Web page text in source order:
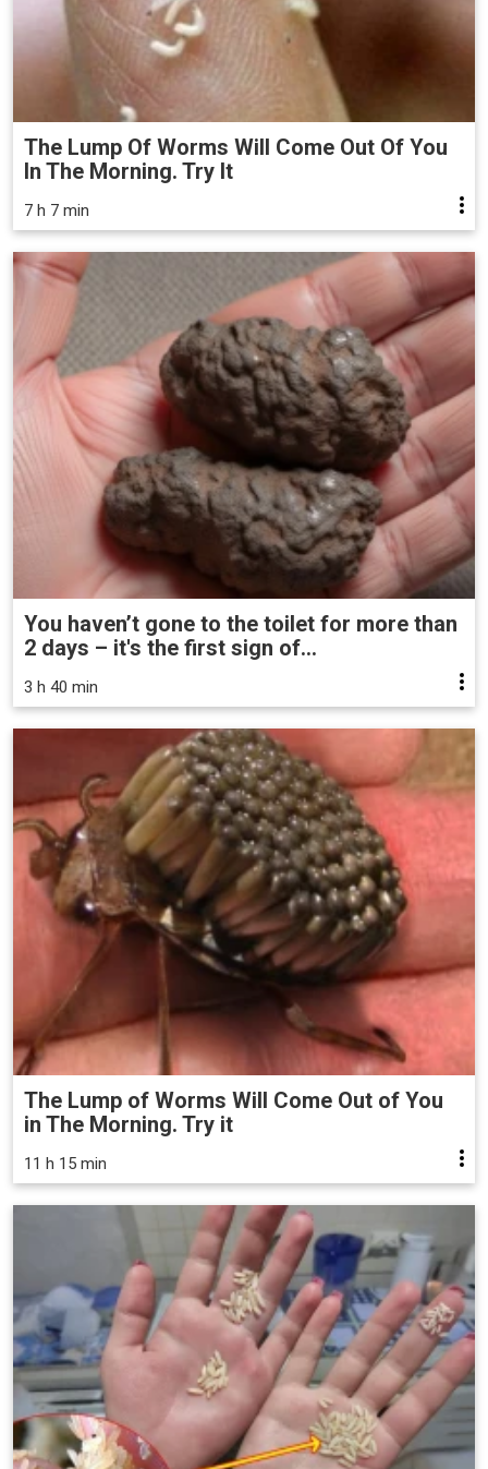
The Lump Of Worms Will Come Out Of You
In The Morning. Try It
7 h 7 min
You haven’t gone to the toilet for more than
2 days – it's the first sign of...
3 h 40 min
The Lump of Worms Will Come Out of You
in The Morning. Try it
11 h 15 min